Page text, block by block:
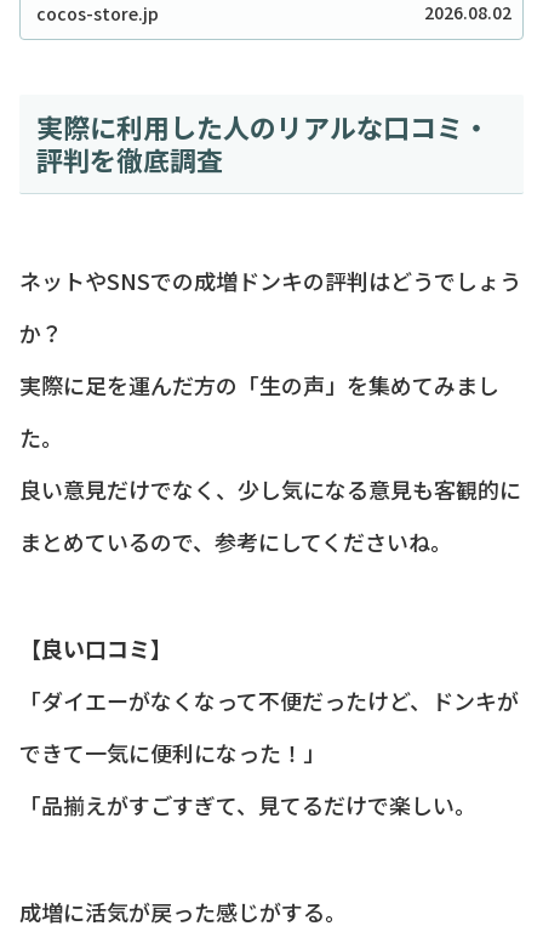
のシャンプーボトル（モノトーン）はまさに救...
cocos-store.jp 2026.08.02
実際に利用した人のリアルな口コミ・
評判を徹底調査
ネットやSNSでの成増ドンキの評判はどうでしょう
か？
実際に足を運んだ方の「生の声」を集めてみまし
た。
良い意見だけでなく、少し気になる意見も客観的に
まとめているので、参考にしてくださいね。
【良い口コミ】
「ダイエーがなくなって不便だったけど、ドンキが
できて一気に便利になった！」
「品揃えがすごすぎて、見てるだけで楽しい。
成増に活気が戻った感じがする。